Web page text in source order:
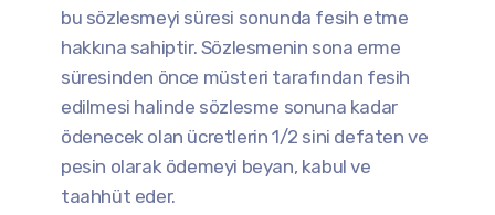
bu sözlesmeyi süresi sonunda fesih etme
hakkına sahiptir. Sözlesmenin sona erme
süresinden önce müsteri tarafından fesih
edilmesi halinde sözlesme sonuna kadar
ödenecek olan ücretlerin 1/2 sini defaten ve
pesin olarak ödemeyi beyan, kabul ve
taahhüt eder.